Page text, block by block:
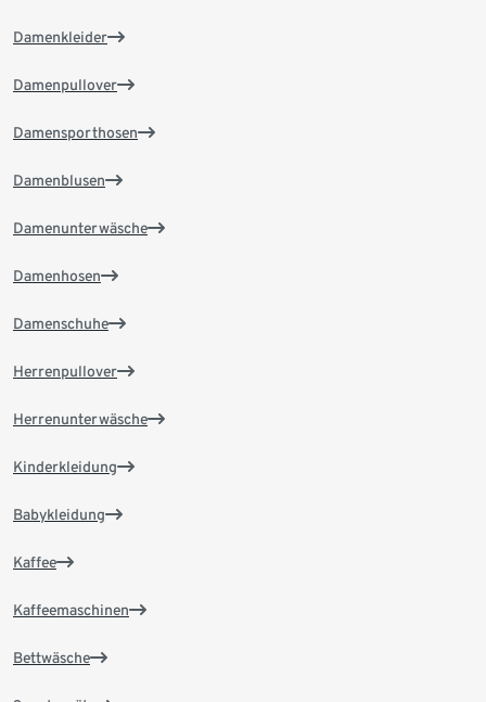
Damenkleider
Damenpullover
Damensporthosen
Damenblusen
Damenunterwäsche
Damenhosen
Damenschuhe
Herrenpullover
Herrenunterwäsche
Kinderkleidung
Babykleidung
Kaffee
Kaffeemaschinen
Bettwäsche